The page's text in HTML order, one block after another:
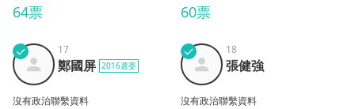
64票 60票
鄭國
屏
✓ 17
鄭國屏 2016選委
沒有政治聯繫資料
張健
強
✓ 18
張健強
沒有政治聯繫資料